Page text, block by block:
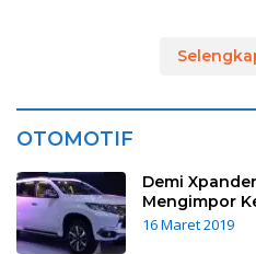
OTOMOTIF
Demi
Mengimpor
16 Maret 2019